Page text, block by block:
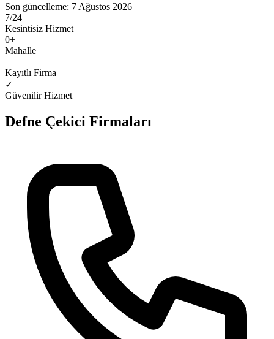
Son güncelleme: 7 Ağustos 2026
7/24
Kesintisiz Hizmet
0+
Mahalle
—
Kayıtlı Firma
✓
Güvenilir Hizmet
Defne Çekici Firmaları